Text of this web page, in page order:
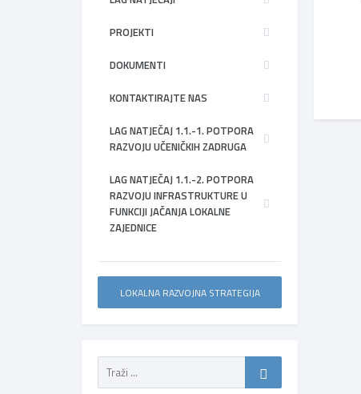
PROJEKTI
DOKUMENTI
KONTAKTIRAJTE NAS
LAG NATJEČAJ 1.1.-1. POTPORA
RAZVOJU UČENIČKIH ZADRUGA
LAG NATJEČAJ 1.1.-2. POTPORA
RAZVOJU INFRASTRUKTURE U
FUNKCIJI JAČANJA LOKALNE
ZAJEDNICE
LOKALNA RAZVOJNA STRATEGIJA